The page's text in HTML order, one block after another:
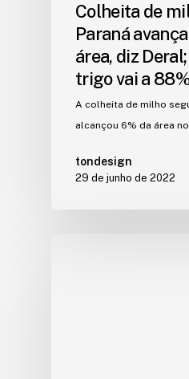
Colheita de
Paraná
área, diz
trigo vai a
A colheita de milho
alcançou 6% da área
tondesign
29 de junho de 2022